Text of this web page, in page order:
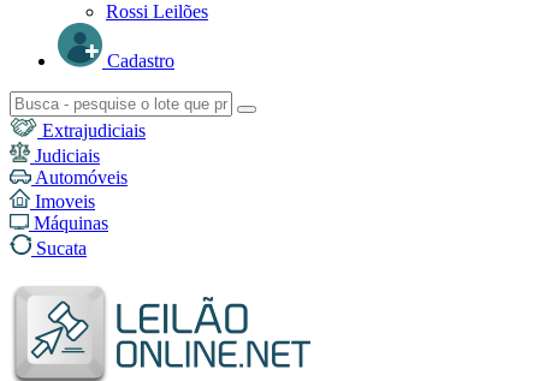
Rossi Leilões
Cadastro
Extrajudiciais
Judiciais
Automóveis
Imoveis
Máquinas
Sucata